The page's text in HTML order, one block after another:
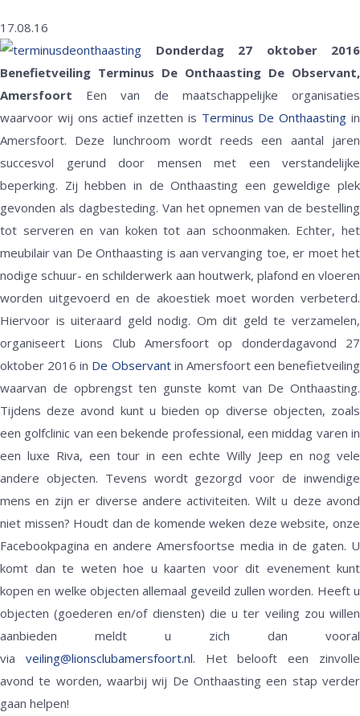
17.08.16
Donderdag 27 oktober 2016
Benefietveiling Terminus De Onthaasting De Observant,
Amersfoort Een van de maatschappelijke organisaties
waarvoor wij ons actief inzetten is Terminus De Onthaastingin
Amersfoort. Deze lunchroom wordt reeds een aantal jaren
succesvol gerund door mensen met een verstandelijke
beperking. Zij hebben in de Onthaasting een geweldige plek
gevonden als dagbesteding. Van het opnemen van de bestelling
tot serveren en van koken tot aan schoonmaken. Echter, het
meubilair van De Onthaasting is aan vervanging toe, er moet het
nodige schuur- en schilderwerk aan houtwerk, plafond en vloeren
worden uitgevoerd en de akoestiek moet worden verbeterd.
Hiervoor is uiteraard geld nodig. Om dit geld te verzamelen,
organiseert Lions Club Amersfoort op donderdagavond 27
oktober 2016 in De Observantin Amersfoort een benefietveiling
waarvan de opbrengst ten gunste komt van De Onthaasting.
Tijdens deze avond kunt u bieden op diverse objecten, zoals
een golfclinic van een bekende professional, een middag varen in
een luxe Riva, een tour in een echte Willy Jeep en nog vele
andere objecten. Tevens wordt gezorgd voor de inwendige
mens en zijn er diverse andere activiteiten. Wilt u deze avond
niet missen? Houdt dan de komende weken deze website, onze
Facebookpagina en andere Amersfoortse media in de gaten. U
komt dan te weten hoe u kaarten voor dit evenement kunt
kopen en welke objecten allemaal geveild zullen worden. Heeft u
objecten (goederen en/of diensten) die u ter veiling zou willen
aanbieden meldt u zich dan vooral
via veiling@lionsclubamersfoort.nl. Het belooft een zinvolle
avond te worden, waarbij wij De Onthaasting een stap verder
gaan helpen!